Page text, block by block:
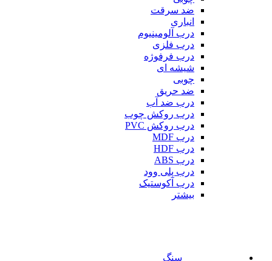
ضد سرقت
انباری
درب آلومینیوم
درب فلزی
درب فرفوژه
شیشه ای
چوبی
ضد حریق
درب ضد آب
درب روکش چوب
درب روکش PVC
درب MDF
درب HDF
درب ABS
درب پلی وود
درب آکوستیک
بیشتر
سنگ